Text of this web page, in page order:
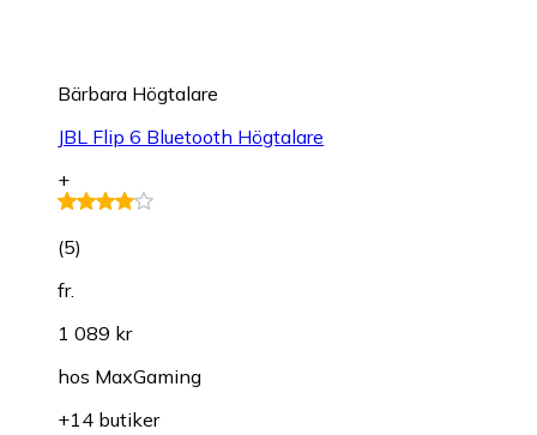
Bärbara Högtalare
JBL Flip 6 Bluetooth Högtalare
+
(5)
fr.
1 089 kr
hos MaxGaming
+14 butiker